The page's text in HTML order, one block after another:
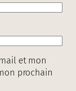
et mon
prochain